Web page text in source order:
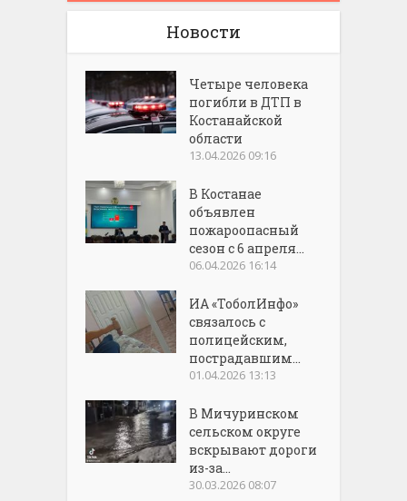
Новости
Четыре человека
погибли в ДТП в
Костанайской
области
13.04.2026 09:16
В Костанае
объявлен
пожароопасный
сезон с 6 апреля...
06.04.2026 16:14
ИА «ТоболИнфо»
связалось с
полицейским,
пострадавшим...
01.04.2026 13:13
В Мичуринском
сельском округе
вскрывают дороги
из-за...
30.03.2026 08:07